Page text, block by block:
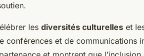
les diversités culturelles et
conférences et de communications